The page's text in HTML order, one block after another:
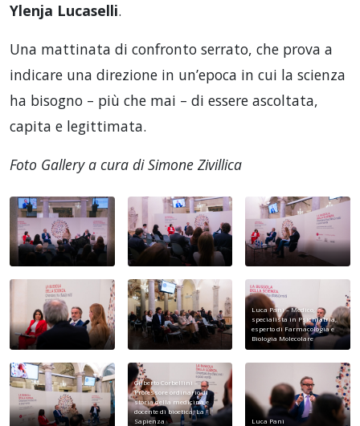
Ylenja Lucaselli.
Una mattinata di confronto serrato, che prova a
indicare una direzione in un’epoca in cui la scienza
ha bisogno – più che mai – di essere ascoltata,
capita e legittimata.
Foto Gallery a cura di Simone Zivillica
Luca Pani – Medico,
specialista in Psichiatria,
esperto di Farmacologia e
Biologia Molecolare
Gilberto Corbellini –
Professore ordinario di
storia della medicina e
docente di bioetica, La
Sapienza
Luca Pani